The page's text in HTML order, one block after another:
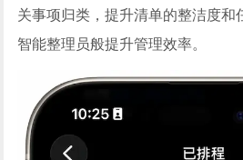
关事项归类，提升清单的整洁度和
智能整理员般提升管理效率。